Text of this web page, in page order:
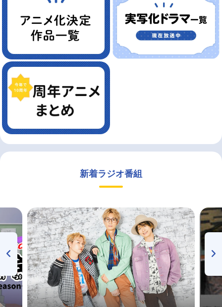
新着ラジオ番組